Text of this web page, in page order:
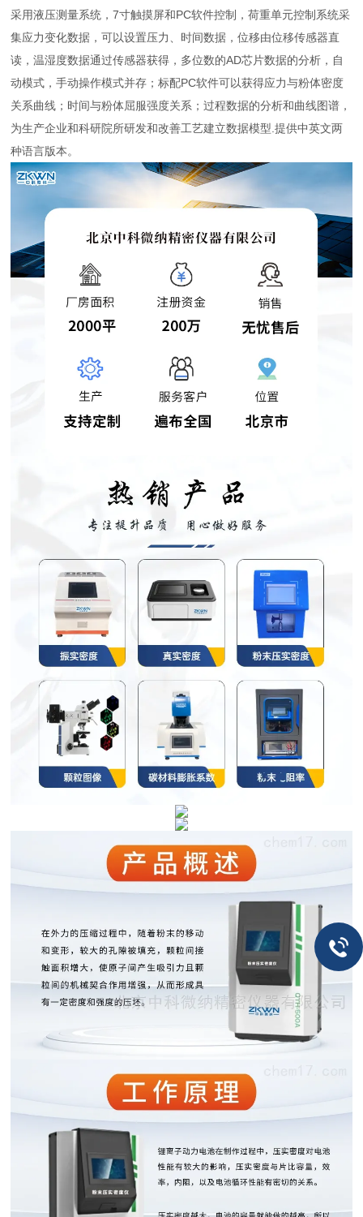
采用液压测量系统，7寸触摸屏和PC软件控制，荷重单元控制系统采
集应力变化数据，可以设置压力、时间数据，位移由位移传感器直
读，温湿度数据通过传感器获得，多位数的AD芯片数据的分析，自
动模式，手动操作模式并存；标配PC软件可以获得应力与粉体密度
关系曲线；时间与粉体屈服强度关系；过程数据的分析和曲线图谱，
为生产企业和科研院所研发和改善工艺建立数据模型.提供中英文两
种语言版本。